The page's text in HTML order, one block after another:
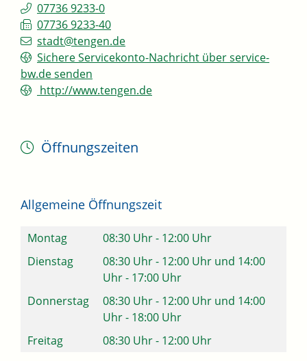
07736 9233-0
07736 9233-40
stadt@tengen.de
Sichere Servicekonto-Nachricht über service-
bw.de senden
http://www.tengen.de
Öffnungszeiten
Allgemeine Öffnungszeit
Montag 08:30 Uhr- 12:00 Uhr
Dienstag
08:30 Uhr- 12:00 Uhr und 14:00
Uhr- 17:00 Uhr
Donnerstag
08:30 Uhr- 12:00 Uhr und 14:00
Uhr- 18:00 Uhr
Freitag
08:30 Uhr- 12:00 Uhr